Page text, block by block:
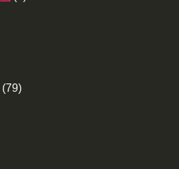
(79)